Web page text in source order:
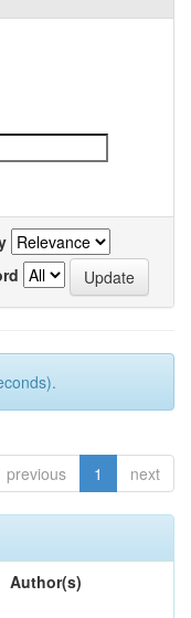
previous 1 next
Author(s)